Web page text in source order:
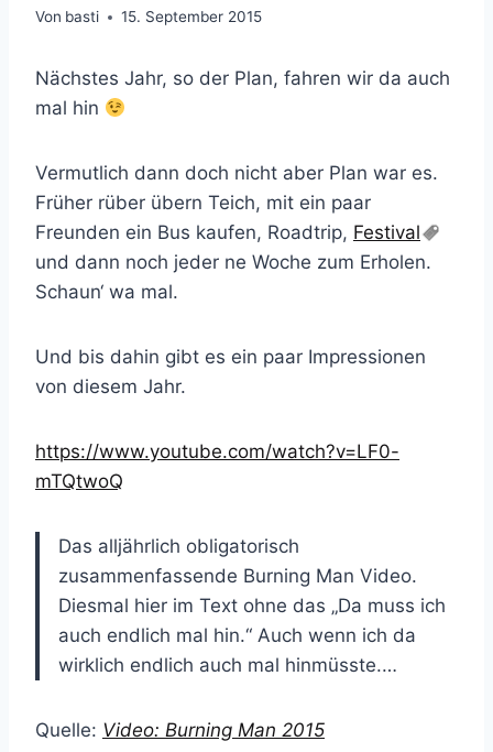
Von basti 15. September 2015
Nächstes Jahr, so der Plan, fahren wir da auch
mal hin
Vermutlich dann doch nicht aber Plan war es.
Früher rüber übern Teich, mit ein paar
Freunden ein Bus kaufen, Roadtrip, Festival
und dann noch jeder ne Woche zum Erholen.
Schaun‘ wa mal.
Und bis dahin gibt es ein paar Impressionen
von diesem Jahr.
https://www.youtube.com/watch?v=LF0-
mTQtwoQ
Das alljährlich obligatorisch
zusammenfassende Burning Man Video.
Diesmal hier im Text ohne das „Da muss ich
auch endlich mal hin.“ Auch wenn ich da
wirklich endlich auch mal hinmüsste.…
Quelle: Video: Burning Man 2015